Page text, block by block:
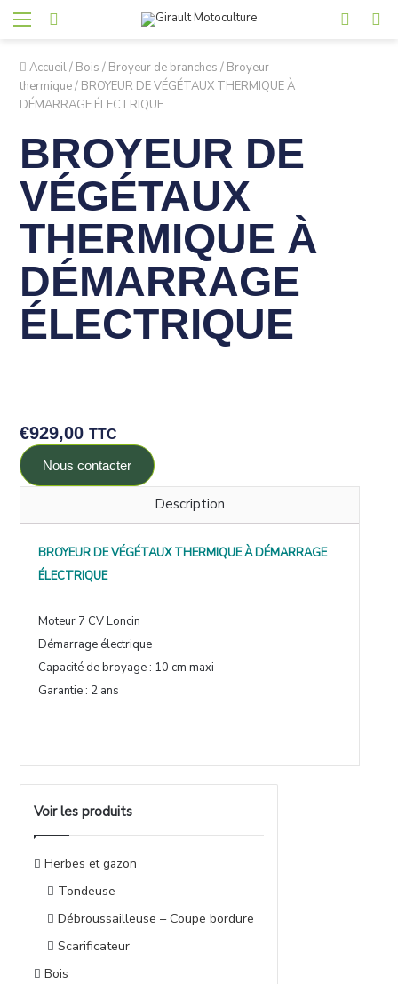
Accueil/ Bois / Broyeur de branches / Broyeur
thermique/ BROYEUR DE VÉGÉTAUX THERMIQUE À
DÉMARRAGE ÉLECTRIQUE
BROYEUR DE
VÉGÉTAUX
THERMIQUE À
DÉMARRAGE
ÉLECTRIQUE
€929,00 TTC
Nous contacter
Description
BROYEUR DE VÉGÉTAUX THERMIQUE À DÉMARRAGE
ÉLECTRIQUE
Moteur 7 CV Loncin
Démarrage électrique
Capacité de broyage : 10 cm maxi
Garantie : 2 ans
Voir les produits
Herbes et gazon
Tondeuse
Débroussailleuse – Coupe bordure
Scarificateur
Bois